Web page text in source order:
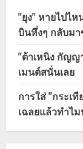
"ยุง" หายไปไห
บินหึ่งๆ กลับม
"ต้าเหนิง กัญ
เมนต์สนั่นเลย
การใส่ "กระเ
เฉลยแล้วทำไ